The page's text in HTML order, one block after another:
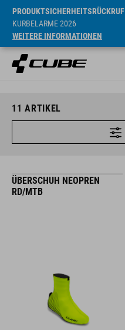
PRODUKTSICHERHEITSRÜCKRUF
KURBELARME 2026
WEITERE INFORMATIONEN
11 ARTIKEL
ÜBERSCHUH NEOPREN
RD/MTB